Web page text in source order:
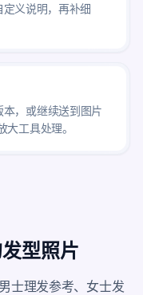
义说明，再补细
，或继续送到图片
工具处理。
型照片
士理发参考、女士发